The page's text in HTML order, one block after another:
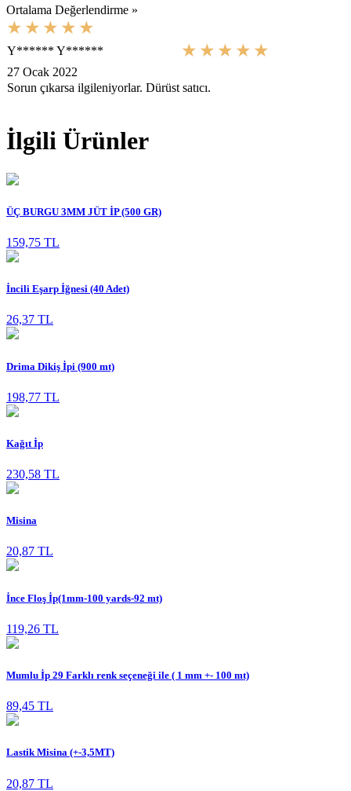
Ortalama Değerlendirme »
Y****** Y******
27 Ocak 2022
Sorun çıkarsa ilgileniyorlar. Dürüst satıcı.
İlgili Ürünler
ÜÇ BURGU 3MM JÜT İP (500 GR)
159,75 TL
İncili Eşarp İğnesi (40 Adet)
26,37 TL
Drima Dikiş İpi (900 mt)
198,77 TL
Kağıt İp
230,58 TL
Misina
20,87 TL
İnce Floş İp(1mm-100 yards-92 mt)
119,26 TL
Mumlu İp 29 Farklı renk seçeneği ile ( 1 mm +- 100 mt)
89,45 TL
Lastik Misina (+-3,5MT)
20,87 TL